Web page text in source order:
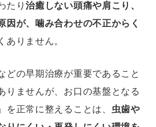
たり治癒しない頭痛や肩こり、
因が、噛み合わせの不正からく
ありません。
どの早期治療が重要であること
りませんが、お口の基盤となる
を正常に整えることは、 虫歯や